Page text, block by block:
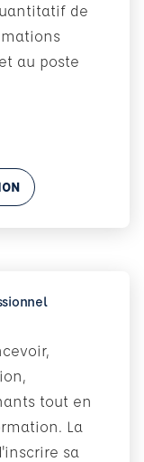
de
au poste
tout en
La
sa